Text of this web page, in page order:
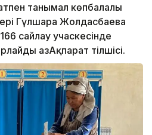
танымал көпбалалы
Гүлшара Жолдасбаева
сайлау учаскесінде
ҚазАқпарат тілшісі.